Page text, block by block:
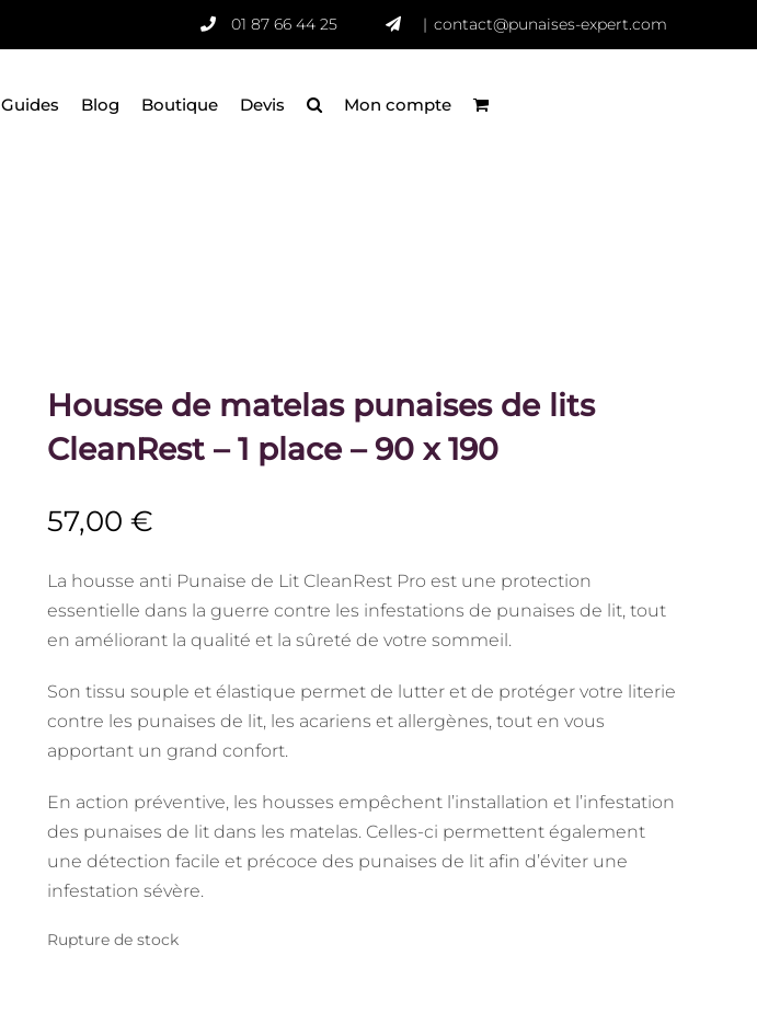
01 87 66 44 25 | contact@punaises-expert.com
Guides Blog Boutique Devis Mon compte
Housse de matelas punaises de lits
CleanRest – 1 place – 90 x 190
57,00 €
La housse anti Punaise de Lit CleanRest Pro est une protection
essentielle dans la guerre contre les infestations de punaises de lit, tout
en améliorant la qualité et la sûreté de votre sommeil.
Son tissu souple et élastique permet de lutter et de protéger votre literie
contre les punaises de lit, les acariens et allergènes, tout en vous
apportant un grand confort.
En action préventive, les housses empêchent l’installation et l’infestation
des punaises de lit dans les matelas. Celles-ci permettent également
une détection facile et précoce des punaises de lit afin d’éviter une
infestation sévère.
Rupture de stock